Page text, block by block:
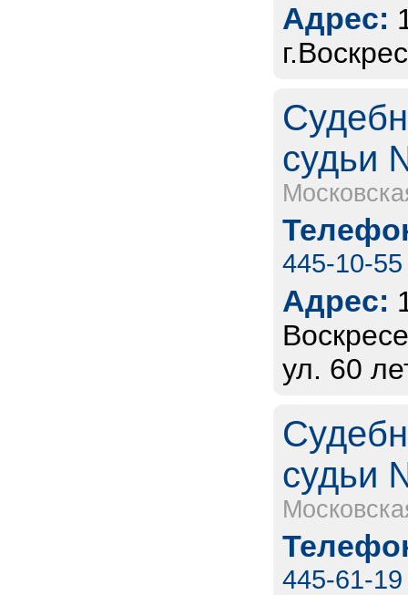
Адрес:
судьи
445-10-55
Адрес:
ул. 60
судьи
445-61-19